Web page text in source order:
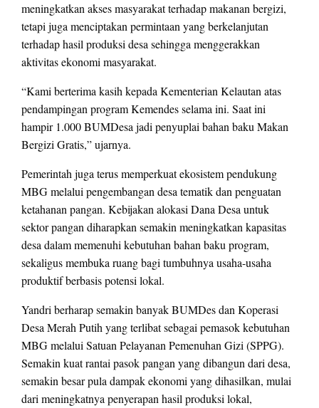
meningkatkan akses masyarakat terhadap makanan bergizi,
tetapi juga menciptakan permintaan yang berkelanjutan
terhadap hasil produksi desa sehingga menggerakkan
aktivitas ekonomi masyarakat.
“Kami berterima kasih kepada Kementerian Kelautan atas
pendampingan program Kemendes selama ini. Saat ini
hampir 1.000 BUMDesa jadi penyuplai bahan baku Makan
Bergizi Gratis,” ujarnya.
Pemerintah juga terus memperkuat ekosistem pendukung
MBG melalui pengembangan desa tematik dan penguatan
ketahanan pangan. Kebijakan alokasi Dana Desa untuk
sektor pangan diharapkan semakin meningkatkan kapasitas
desa dalam memenuhi kebutuhan bahan baku program,
sekaligus membuka ruang bagi tumbuhnya usaha-usaha
produktif berbasis potensi lokal.
Yandri berharap semakin banyak BUMDes dan Koperasi
Desa Merah Putih yang terlibat sebagai pemasok kebutuhan
MBG melalui Satuan Pelayanan Pemenuhan Gizi (SPPG).
Semakin kuat rantai pasok pangan yang dibangun dari desa,
semakin besar pula dampak ekonomi yang dihasilkan, mulai
dari meningkatnya penyerapan hasil produksi lokal,